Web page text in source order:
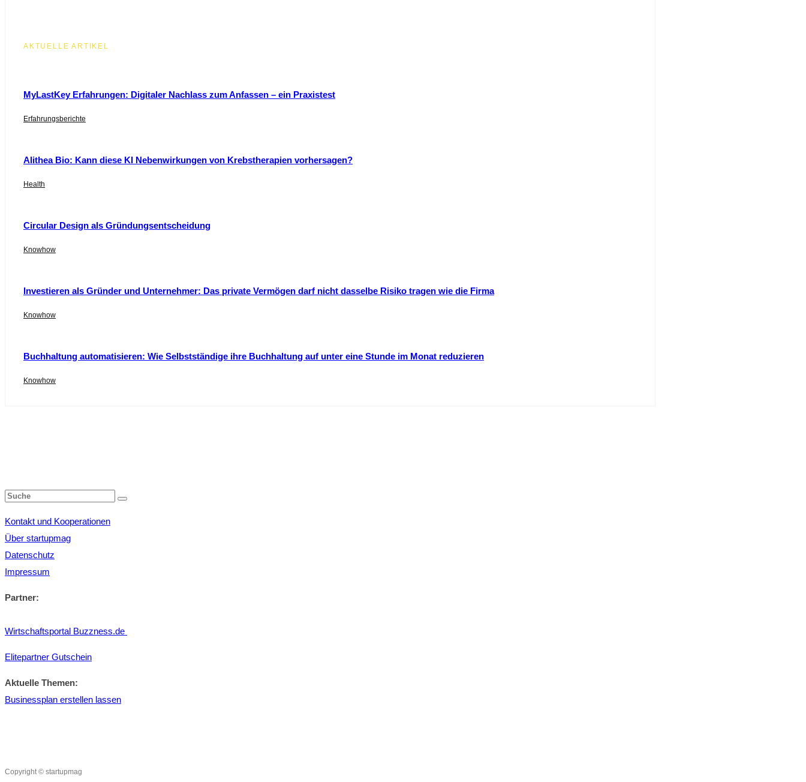
AKTUELLE ARTIKEL
MyLastKey Erfahrungen: Digitaler Nachlass zum Anfassen – ein Praxistest
Erfahrungsberichte
Alithea Bio: Kann diese KI Nebenwirkungen von Krebstherapien vorhersagen?
Health
Circular Design als Gründungsentscheidung
Knowhow
Investieren als Gründer und Unternehmer: Das private Vermögen darf nicht dasselbe Risiko tragen wie die Firma
Knowhow
Buchhaltung automatisieren: Wie Selbstständige ihre Buchhaltung auf unter eine Stunde im Monat reduzieren
Knowhow
Kontakt und Kooperationen
Über startupmag
Datenschutz
Impressum
Partner:
Wirtschaftsportal Buzzness.de
Elitepartner Gutschein
Aktuelle Themen:
Businessplan erstellen lassen
Copyright © startupmag